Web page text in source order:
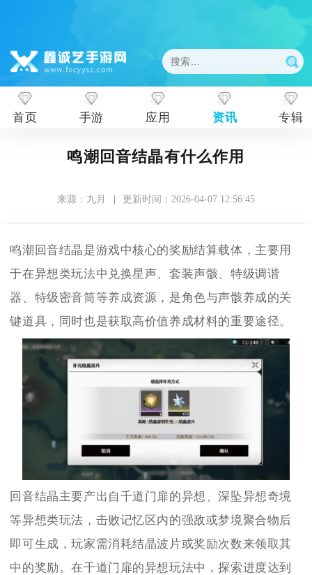
首页 手游 应用 资讯 专辑
鸣潮回音结晶有什么作用
来源：九月 | 更新时间：2026-04-07 12:56:45
鸣潮回音结晶是游戏中核心的奖励结算载体，主要用
于在异想类玩法中兑换星声、套装声骸、特级调谐
器、特级密音筒等养成资源，是角色与声骸养成的关
键道具，同时也是获取高价值养成材料的重要途径。
回音结晶主要产出自千道门扉的异想、深坠异想奇境
等异想类玩法，击败记忆区内的强敌或梦境聚合物后
即可生成，玩家需消耗结晶波片或奖励次数来领取其
中的奖励。在千道门扉的异想玩法中，探索进度达到